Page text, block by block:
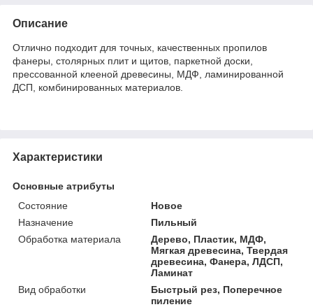
Описание
Отлично подходит для точных, качественных пропилов
фанеры, столярных плит и щитов, паркетной доски,
прессованной клееной древесины, МДФ, ламинированной
ДСП, комбинированных материалов.
Характеристики
Основные атрибуты
Состояние
Новое
Назначение
Пильный
Обработка материала
Дерево, Пластик, МДФ,
Мягкая древесина, Твердая
древесина, Фанера, ЛДСП,
Ламинат
Вид обработки
Быстрый рез, Поперечное
пиление